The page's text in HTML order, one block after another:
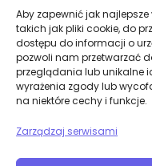
Aby zapewnić jak
takich jak pliki cookie, do
dostępu do informacji o
pozwoli nam przetwarzać
przeglądania lub unikalne
wyrażenia zgody lub
na niektóre cechy i funkcje.
Zarządzaj serwisami
Zamówienie
KATEGORIE
Dla niej
Dla niego